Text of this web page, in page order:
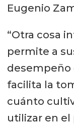
Eugenio
“Otra cosa
permite a
desempeño
facilita la
cuánto
utilizar en